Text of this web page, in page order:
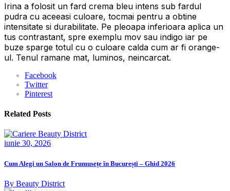
Irina a folosit un fard crema bleu intens sub fardul
pudra cu aceeasi culoare, tocmai pentru a obtine
intensitate si durabilitate. Pe pleoapa inferioara aplica un
tus contrastant, spre exemplu mov sau indigo iar pe
buze sparge totul cu o culoare calda cum ar fi orange-
ul. Tenul ramane mat, luminos, neincarcat.
Facebook
Twitter
Pinterest
Related Posts
iunie 30, 2026
Cum Alegi un Salon de Frumusețe în București – Ghid 2026
By Beauty District